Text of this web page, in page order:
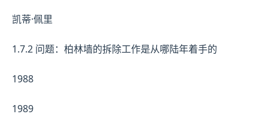
凯蒂·佩里
1.7.2 问题：柏林墙的拆除工作是从哪陆年着手的
1988
1989